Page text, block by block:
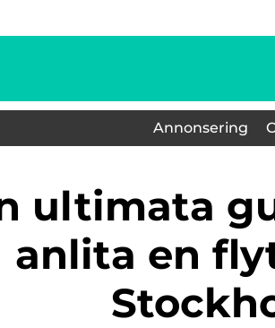
Annonsering
anlita en